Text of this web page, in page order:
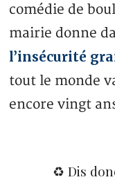
comédie de
mairie donne
l’insécurité
tout le monde
encore vingt
♻️ Dis